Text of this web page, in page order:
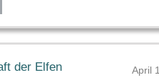
April